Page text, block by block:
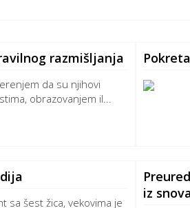
razmišljanja
da su njihovi
obrazovanjem il...
sa šest žica, vekovima je
iz